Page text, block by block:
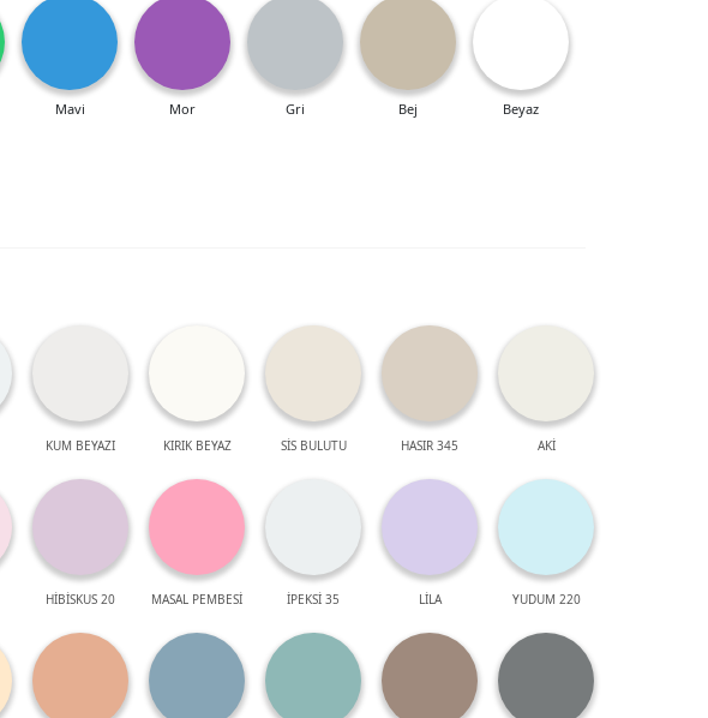
Mavi Mor Gri Bej Beyaz
KUM BEYAZI KIRIK BEYAZ SİS BULUTU HASIR 345 AKİ
HİBİSKUS 20 MASAL PEMBESİ İPEKSİ 35 LİLA YUDUM 220